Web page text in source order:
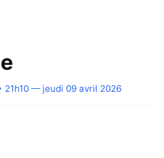
21h10 — jeudi 09 avril 2026